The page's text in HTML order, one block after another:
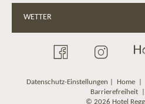
WETTER
Datenschutz-Einstellungen Home|
Barrierefreiheit|
© 2026 Hotel